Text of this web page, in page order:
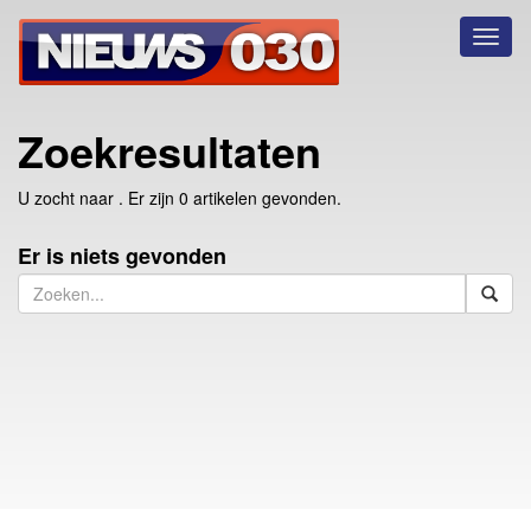
Zoekresultaten
U zocht naar . Er zijn 0 artikelen gevonden.
Er is niets gevonden